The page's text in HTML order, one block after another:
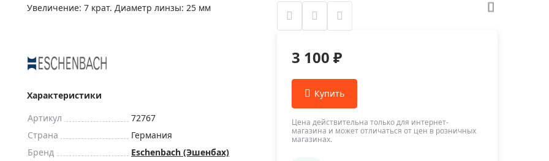
для приборов ночного
оптики по специальным
выставочных образцов
Глобусы интерактивные
Карты, постеры, литература
Фонари
Элементы питания, карты памяти
Приборы теплового контроля
Приборы для обслуживания сетей
Влагомеры (датчики влажности)
Лазерные дальномеры
Измерители параметров окружающей
среды
Термометры кулинарные (термощупы)
Увеличение: 7 крат. Диаметр линзы: 25 мм
Характеристики
Артикул
72767
Страна
Германия
Бренд
Eschenbach (Эшенбах)
3 100 ₽
Цена действительна только для интернет-
магазина и может отличаться от цен в розничных
магазинах.